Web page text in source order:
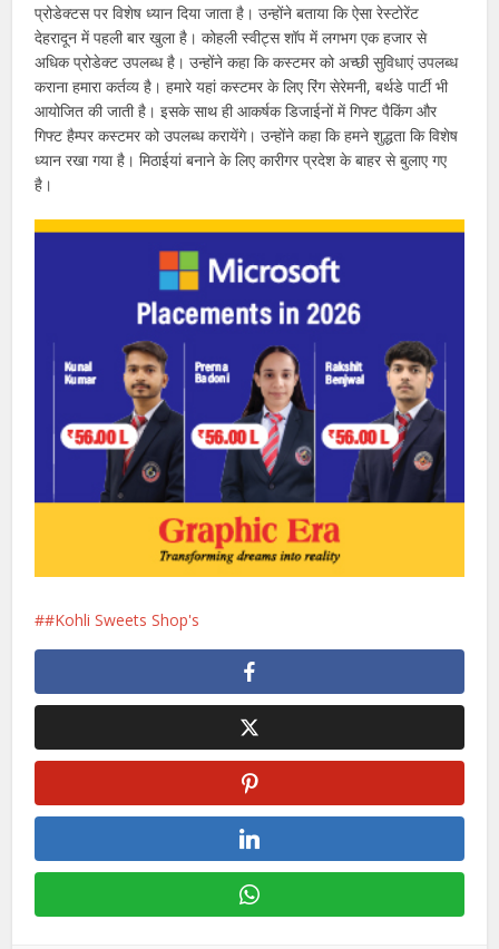
प्रोडेक्टस पर विशेष ध्यान दिया जाता है। उन्होंने बताया कि ऐसा रेस्टोरेंट
देहरादून में पहली बार खुला है। कोहली स्वीट्स शॉप में लगभग एक हजार से
अधिक प्रोडेक्ट उपलब्ध है। उन्होंने कहा कि कस्टमर को अच्छी सुविधाएं उपलब्ध
कराना हमारा कर्तव्य है। हमारे यहां कस्टमर के लिए रिंग सेरेमनी, बर्थडे पार्टी भी
आयोजित की जाती है। इसके साथ ही आकर्षक डिजाईनों में गिफ्ट पैकिंग और
गिफ्ट हैम्पर कस्टमर को उपलब्ध करायेंगे। उन्होंने कहा कि हमने शुद्धता कि विशेष
ध्यान रखा गया है। मिठाईयां बनाने के लिए कारीगर प्रदेश के बाहर से बुलाए गए
है।
#Kohli Sweets Shop's